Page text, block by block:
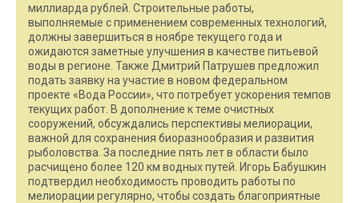
миллиарда рублей. Строительные работы,
выполняемые с применением современных технологий,
должны завершиться в ноябре текущего года и
ожидаются заметные улучшения в качестве питьевой
воды в регионе. Также Дмитрий Патрушев предложил
подать заявку на участие в новом федеральном
проекте «Вода России», что потребует ускорения темпов
текущих работ. В дополнение к теме очистных
сооружений, обсуждались перспективы мелиорации,
важной для сохранения биоразнообразия и развития
рыболовства. За последние пять лет в области было
расчищено более 120 км водных путей. Игорь Бабушкин
подтвердил необходимость проводить работы по
мелиорации регулярно, чтобы создать благоприятные